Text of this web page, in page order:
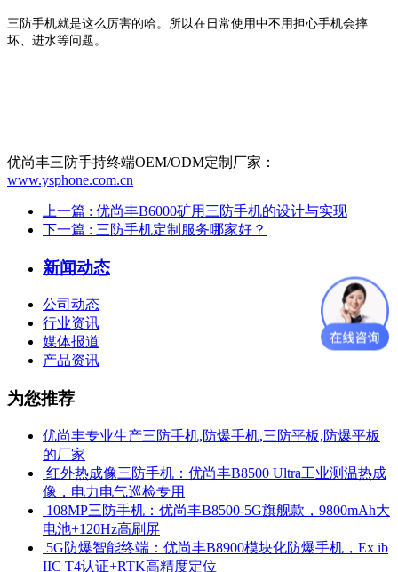
三防手机就是这么厉害的哈。所以在日常使用中不用担心手机会摔
坏、进水等问题。
优尚丰三防手持终端OEM/ODM定制厂家：
www.ysphone.com.cn
上一篇 : 优尚丰B6000矿用三防手机的设计与实现
下一篇 : 三防手机定制服务哪家好？
新闻动态
公司动态
行业资讯
媒体报道
产品资讯
为您推荐
优尚丰专业生产三防手机,防爆手机,三防平板,防爆平板
的厂家
​ 红外热成像三防手机：优尚丰B8500 Ultra工业测温热成
像，电力电气巡检专用
​ 108MP三防手机：优尚丰B8500-5G旗舰款，9800mAh大
电池+120Hz高刷屏
​ 5G防爆智能终端：优尚丰B8900模块化防爆手机，Ex ib
IIC T4认证+RTK高精度定位